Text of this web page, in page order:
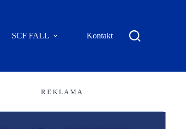
SCF FALL Kontakt
R E K L A M A